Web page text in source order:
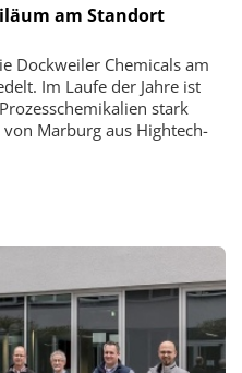
am Standort
Dockweiler Chemicals am
Im Laufe der Jahre ist
stark
Marburg aus Hightech-